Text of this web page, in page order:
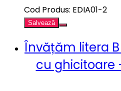
Cod Produs: EDIA01-2
Salvează
Învățăm litera
cu ghicitoare